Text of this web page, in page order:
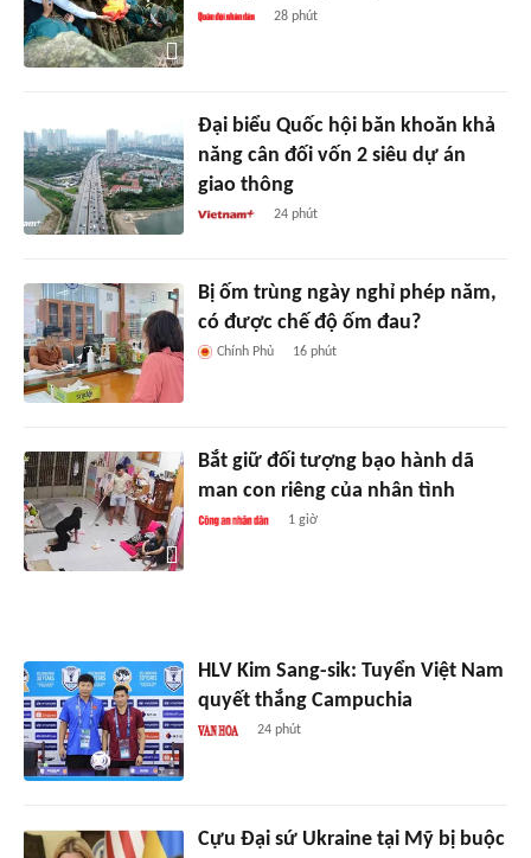
28 phút
Đại biểu Quốc hội băn khoăn khả
năng cân đối vốn 2 siêu dự án
giao thông
24 phút
Bị ốm trùng ngày nghỉ phép năm,
có được chế độ ốm đau?
Chính Phủ 16 phút
Bắt giữ đối tượng bạo hành dã
man con riêng của nhân tình
1 giờ
HLV Kim Sang-sik: Tuyển Việt Nam
quyết thắng Campuchia
24 phút
Cựu Đại sứ Ukraine tại Mỹ bị buộc